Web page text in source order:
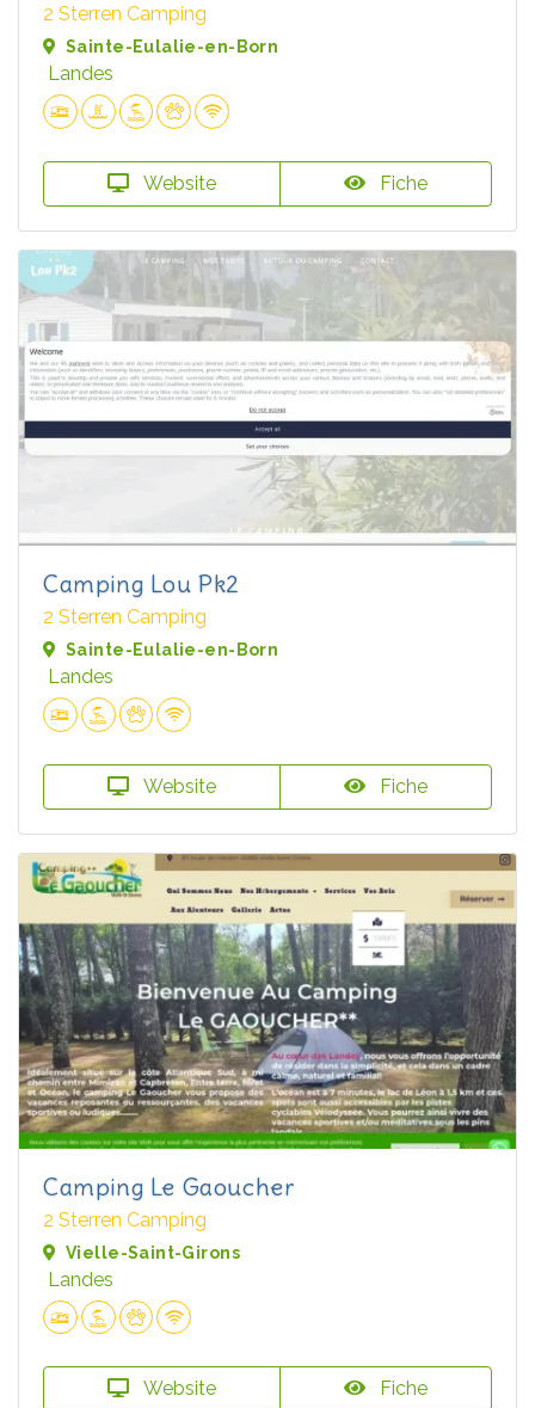
2 Sterren Camping
Sainte-Eulalie-en-Born
Landes
Website Fiche
Camping Lou Pk2
2 Sterren Camping
Sainte-Eulalie-en-Born
Landes
Website Fiche
Camping Le Gaoucher
2 Sterren Camping
Vielle-Saint-Girons
Landes
Website Fiche